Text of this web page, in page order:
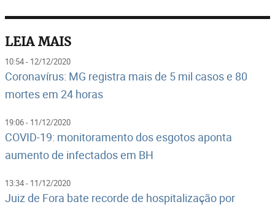
LEIA MAIS
10:54 - 12/12/2020
Coronavírus: MG registra mais de 5 mil casos e 80
mortes em 24 horas
19:06 - 11/12/2020
COVID-19: monitoramento dos esgotos aponta
aumento de infectados em BH
13:34 - 11/12/2020
Juiz de Fora bate recorde de hospitalização por